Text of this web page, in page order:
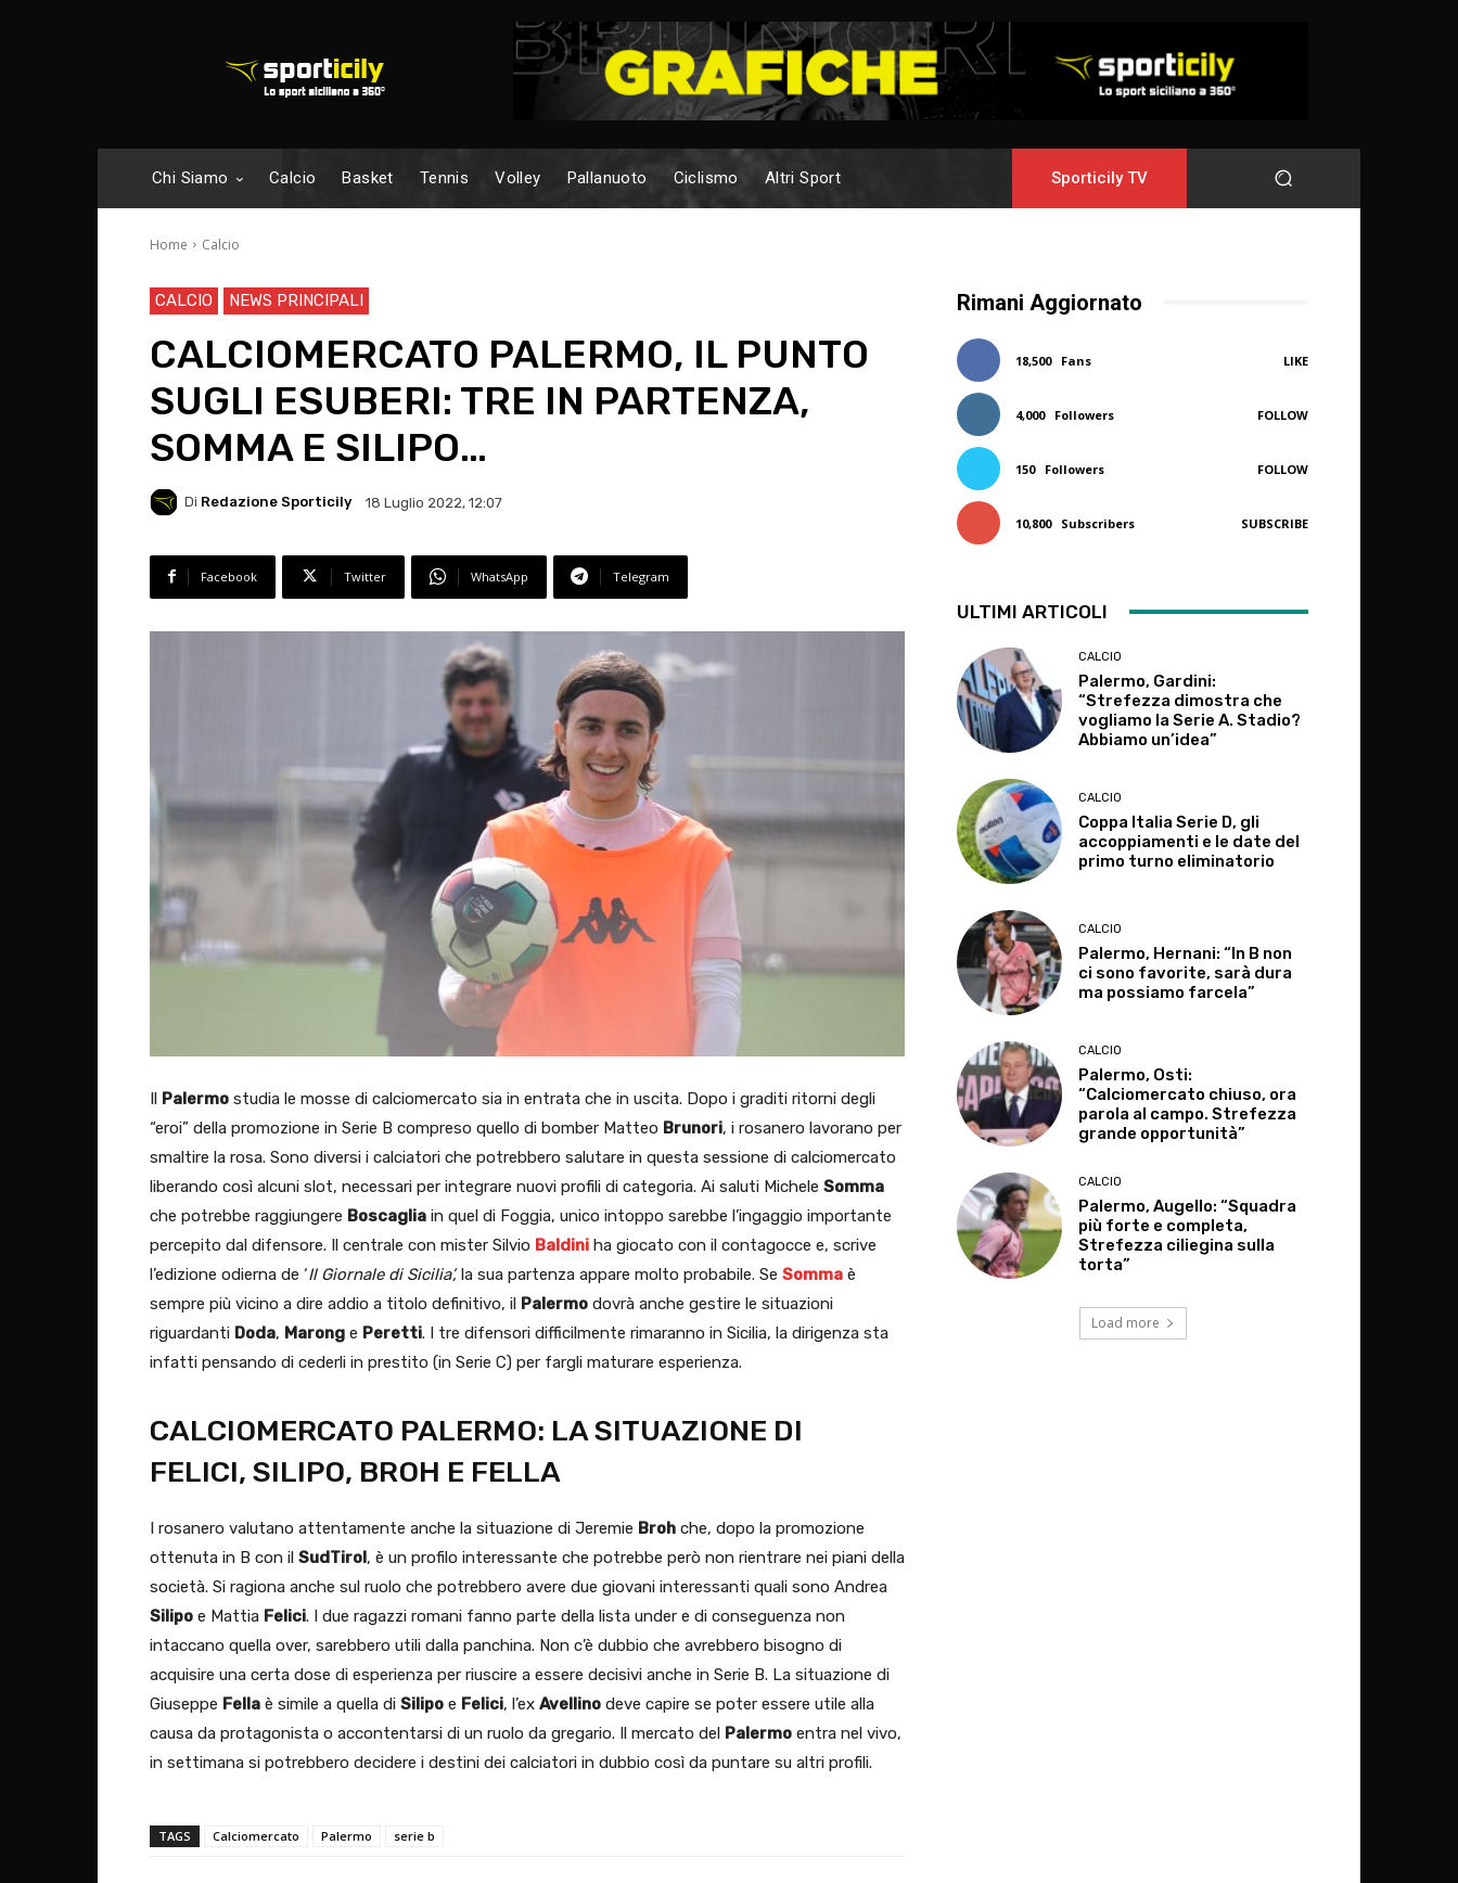
Chi Siamo Calcio Basket Tennis Volley Pallanuoto Ciclismo Altri Sport Sporticily TV
Home Calcio
CALCIO NEWS PRINCIPALI
CALCIOMERCATO PALERMO, IL PUNTO
SUGLI ESUBERI: TRE IN PARTENZA,
SOMMA E SILIPO…
Di Redazione Sporticily 18 Luglio 2022, 12:07
Facebook Twitter WhatsApp Telegram
Il Palermo studia le mosse di calciomercato sia in entrata che in uscita. Dopo i graditi ritorni degli
“eroi” della promozione in Serie B compreso quello di bomber Matteo Brunori, i rosanero lavorano per
smaltire la rosa. Sono diversi i calciatori che potrebbero salutare in questa sessione di calciomercato
liberando così alcuni slot, necessari per integrare nuovi profili di categoria. Ai saluti Michele Somma
che potrebbe raggiungere Boscaglia in quel di Foggia, unico intoppo sarebbe l’ingaggio importante
percepito dal difensore. Il centrale con mister Silvio Baldini ha giocato con il contagocce e, scrive
l’edizione odierna de ‘Il Giornale di Sicilia’,la sua partenza appare molto probabile. Se Somma è
sempre più vicino a dire addio a titolo definitivo, il Palermo dovrà anche gestire le situazioni
riguardanti Doda, Marong e Peretti. I tre difensori difficilmente rimaranno in Sicilia, la dirigenza sta
infatti pensando di cederli in prestito (in Serie C) per fargli maturare esperienza.
CALCIOMERCATO PALERMO: LA SITUAZIONE DI
FELICI, SILIPO, BROH E FELLA
I rosanero valutano attentamente anche la situazione di Jeremie Broh che, dopo la promozione
ottenuta in B con il SudTirol, è un profilo interessante che potrebbe però non rientrare nei piani della
società. Si ragiona anche sul ruolo che potrebbero avere due giovani interessanti quali sono Andrea
Silipo e Mattia Felici. I due ragazzi romani fanno parte della lista under e di conseguenza non
intaccano quella over, sarebbero utili dalla panchina. Non c’è dubbio che avrebbero bisogno di
acquisire una certa dose di esperienza per riuscire a essere decisivi anche in Serie B. La situazione di
Giuseppe Fella è simile a quella di Silipo e Felici, l’ex Avellino deve capire se poter essere utile alla
causa da protagonista o accontentarsi di un ruolo da gregario. Il mercato del Palermo entra nel vivo,
in settimana si potrebbero decidere i destini dei calciatori in dubbio così da puntare su altri profili.
TAGS Calciomercato Palermo serie b
Rimani Aggiornato
18,500 Fans LIKE
4,000 Followers FOLLOW
150 Followers FOLLOW
10,800 Subscribers SUBSCRIBE
ULTIMI ARTICOLI
CALCIO
Palermo, Gardini:
“Strefezza dimostra che
vogliamo la Serie A. Stadio?
Abbiamo un’idea”
CALCIO
Coppa Italia Serie D, gli
accoppiamenti e le date del
primo turno eliminatorio
CALCIO
Palermo, Hernani: “In B non
ci sono favorite, sarà dura
ma possiamo farcela”
CALCIO
Palermo, Osti:
“Calciomercato chiuso, ora
parola al campo. Strefezza
grande opportunità”
CALCIO
Palermo, Augello: “Squadra
più forte e completa,
Strefezza ciliegina sulla
torta”
Load more